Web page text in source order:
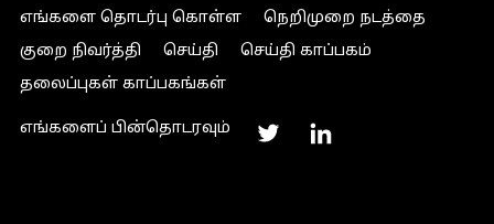
எங்களை தொடர்பு கொள்ள
நெறிமுறை நடத்தை
குறை நிவர்த்தி
செய்தி
செய்தி காப்பகம்
தலைப்புகள் காப்பகங்கள்
எங்களைப் பின்தொடரவும்